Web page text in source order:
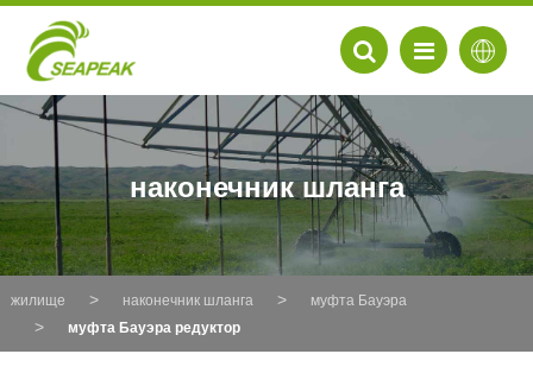
наконечник шланга
жилище наконечник шланга
муфта Бауэра
муфта Бауэра редуктор